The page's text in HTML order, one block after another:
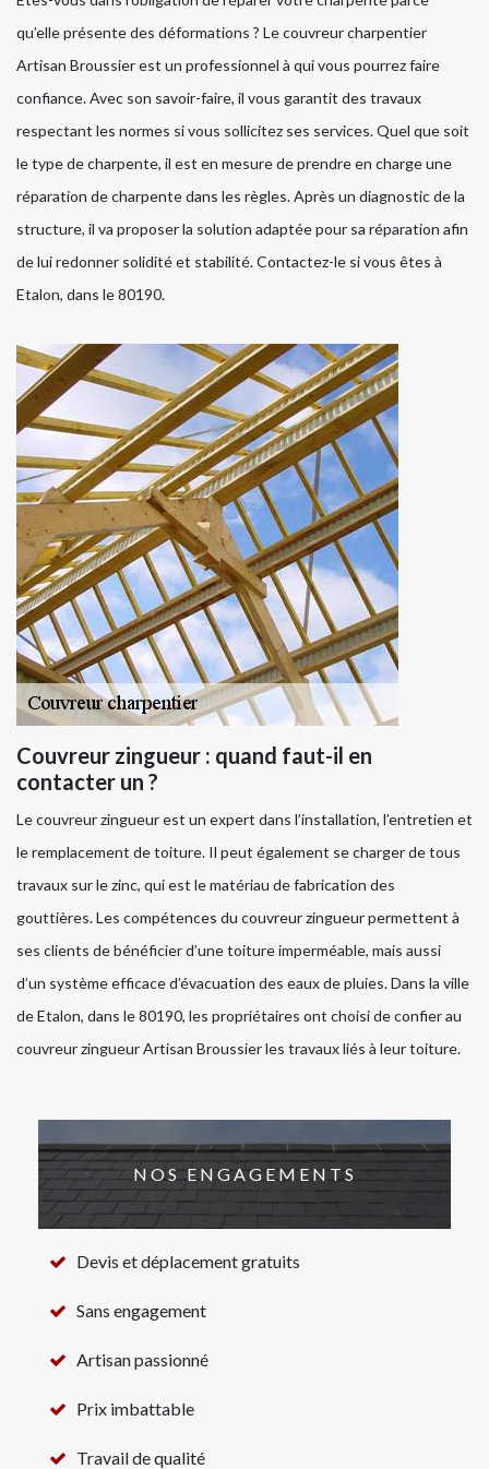
qu’elle présente des déformations ? Le couvreur charpentier
Artisan Broussier est un professionnel à qui vous pourrez faire
confiance. Avec son savoir-faire, il vous garantit des travaux
respectant les normes si vous sollicitez ses services. Quel que soit
le type de charpente, il est en mesure de prendre en charge une
réparation de charpente dans les règles. Après un diagnostic de la
structure, il va proposer la solution adaptée pour sa réparation afin
de lui redonner solidité et stabilité. Contactez-le si vous êtes à
Etalon, dans le 80190.
Couvreur zingueur : quand faut-il en
contacter un ?
Le couvreur zingueur est un expert dans l’installation, l’entretien et
le remplacement de toiture. Il peut également se charger de tous
travaux sur le zinc, qui est le matériau de fabrication des
gouttières. Les compétences du couvreur zingueur permettent à
ses clients de bénéficier d’une toiture imperméable, mais aussi
d’un système efficace d’évacuation des eaux de pluies. Dans la ville
de Etalon, dans le 80190, les propriétaires ont choisi de confier au
couvreur zingueur Artisan Broussier les travaux liés à leur toiture.
NOS ENGAGEMENTS
Devis et déplacement gratuits
Sans engagement
Artisan passionné
Prix imbattable
Travail de qualité